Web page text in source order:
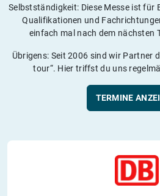
Selbstständigkeit: Diese Messe ist für
Qualifikationen und
einfach mal nach dem nächsten
Übrigens: Seit 2006 sind wir Partner
tour“. Hier triffst du uns
TERMINE